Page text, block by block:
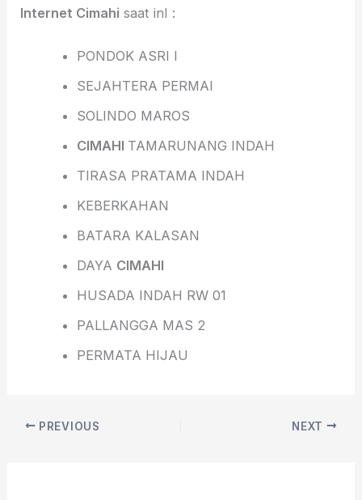
Internet Cimahi saat inI :
PONDOK ASRI I
SEJAHTERA PERMAI
SOLINDO MAROS
CIMAHI TAMARUNANG INDAH
TIRASA PRATAMA INDAH
KEBERKAHAN
BATARA KALASAN
DAYA CIMAHI
HUSADA INDAH RW 01
PALLANGGA MAS 2
PERMATA HIJAU
PREVIOUS NEXT